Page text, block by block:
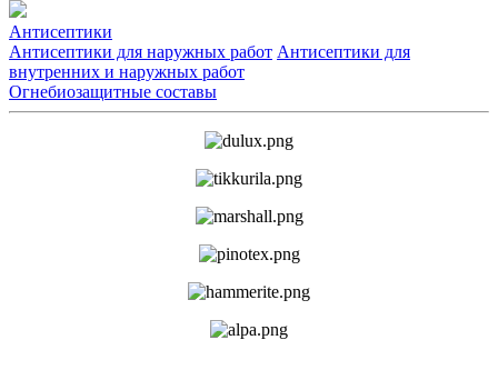
Антисептики
Антисептики для наружных работ Антисептики для
внутренних и наружных работ
Огнебиозащитные составы